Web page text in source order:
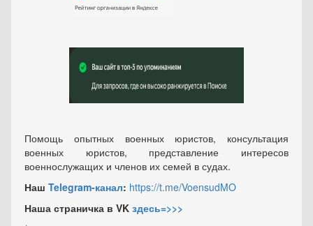
Помощь опытных военных юристов, консультация
военных юристов, представление интересов
военнослужащих и членов их семей в судах.
Наш Telegram-канал: https://t.me/VoensudMO
Наша страничка в VK здесь=>>>